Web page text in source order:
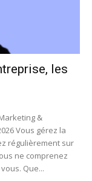
les
&
Vous gérez la
régulièrement sur
ne comprenez
Que...